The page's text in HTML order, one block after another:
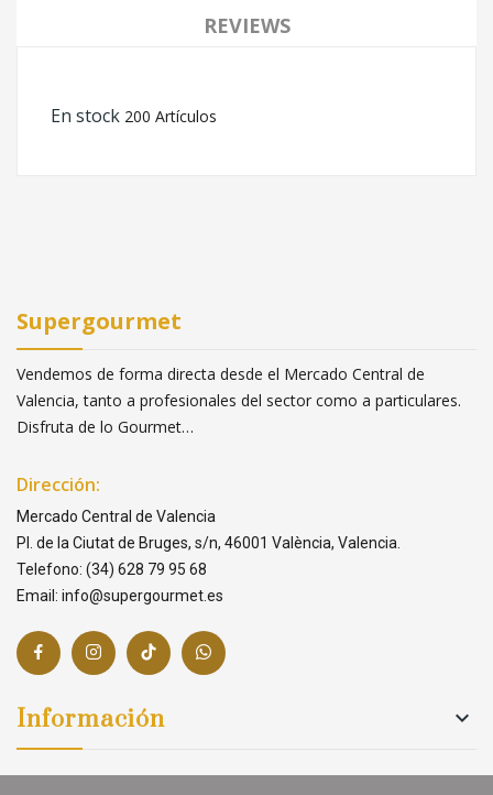
REVIEWS
En stock 200 Artículos
Supergourmet
Vendemos de forma directa desde el Mercado Central de
Valencia, tanto a profesionales del sector como a particulares.
Disfruta de lo Gourmet…
Dirección:
Mercado Central de Valencia
Pl. de la Ciutat de Bruges, s/n, 46001 València, Valencia.
Telefono: (34) 628 79 95 68
Email: info@supergourmet.es
Información 